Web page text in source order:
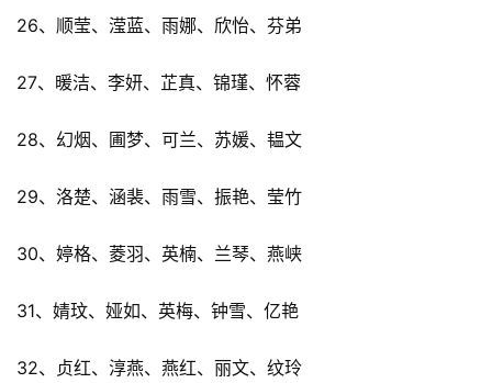
26、顺莹、滢蓝、雨娜、欣怡、芬弟
27、暖洁、李妍、芷真、锦瑾、怀蓉
28、幻烟、圃梦、可兰、苏媛、韫文
29、洛楚、涵裴、雨雪、振艳、莹竹
30、婷格、菱羽、英楠、兰琴、燕峡
31、婧玟、娅如、英梅、钟雪、亿艳
32、贞红、淳燕、燕红、丽文、纹玲